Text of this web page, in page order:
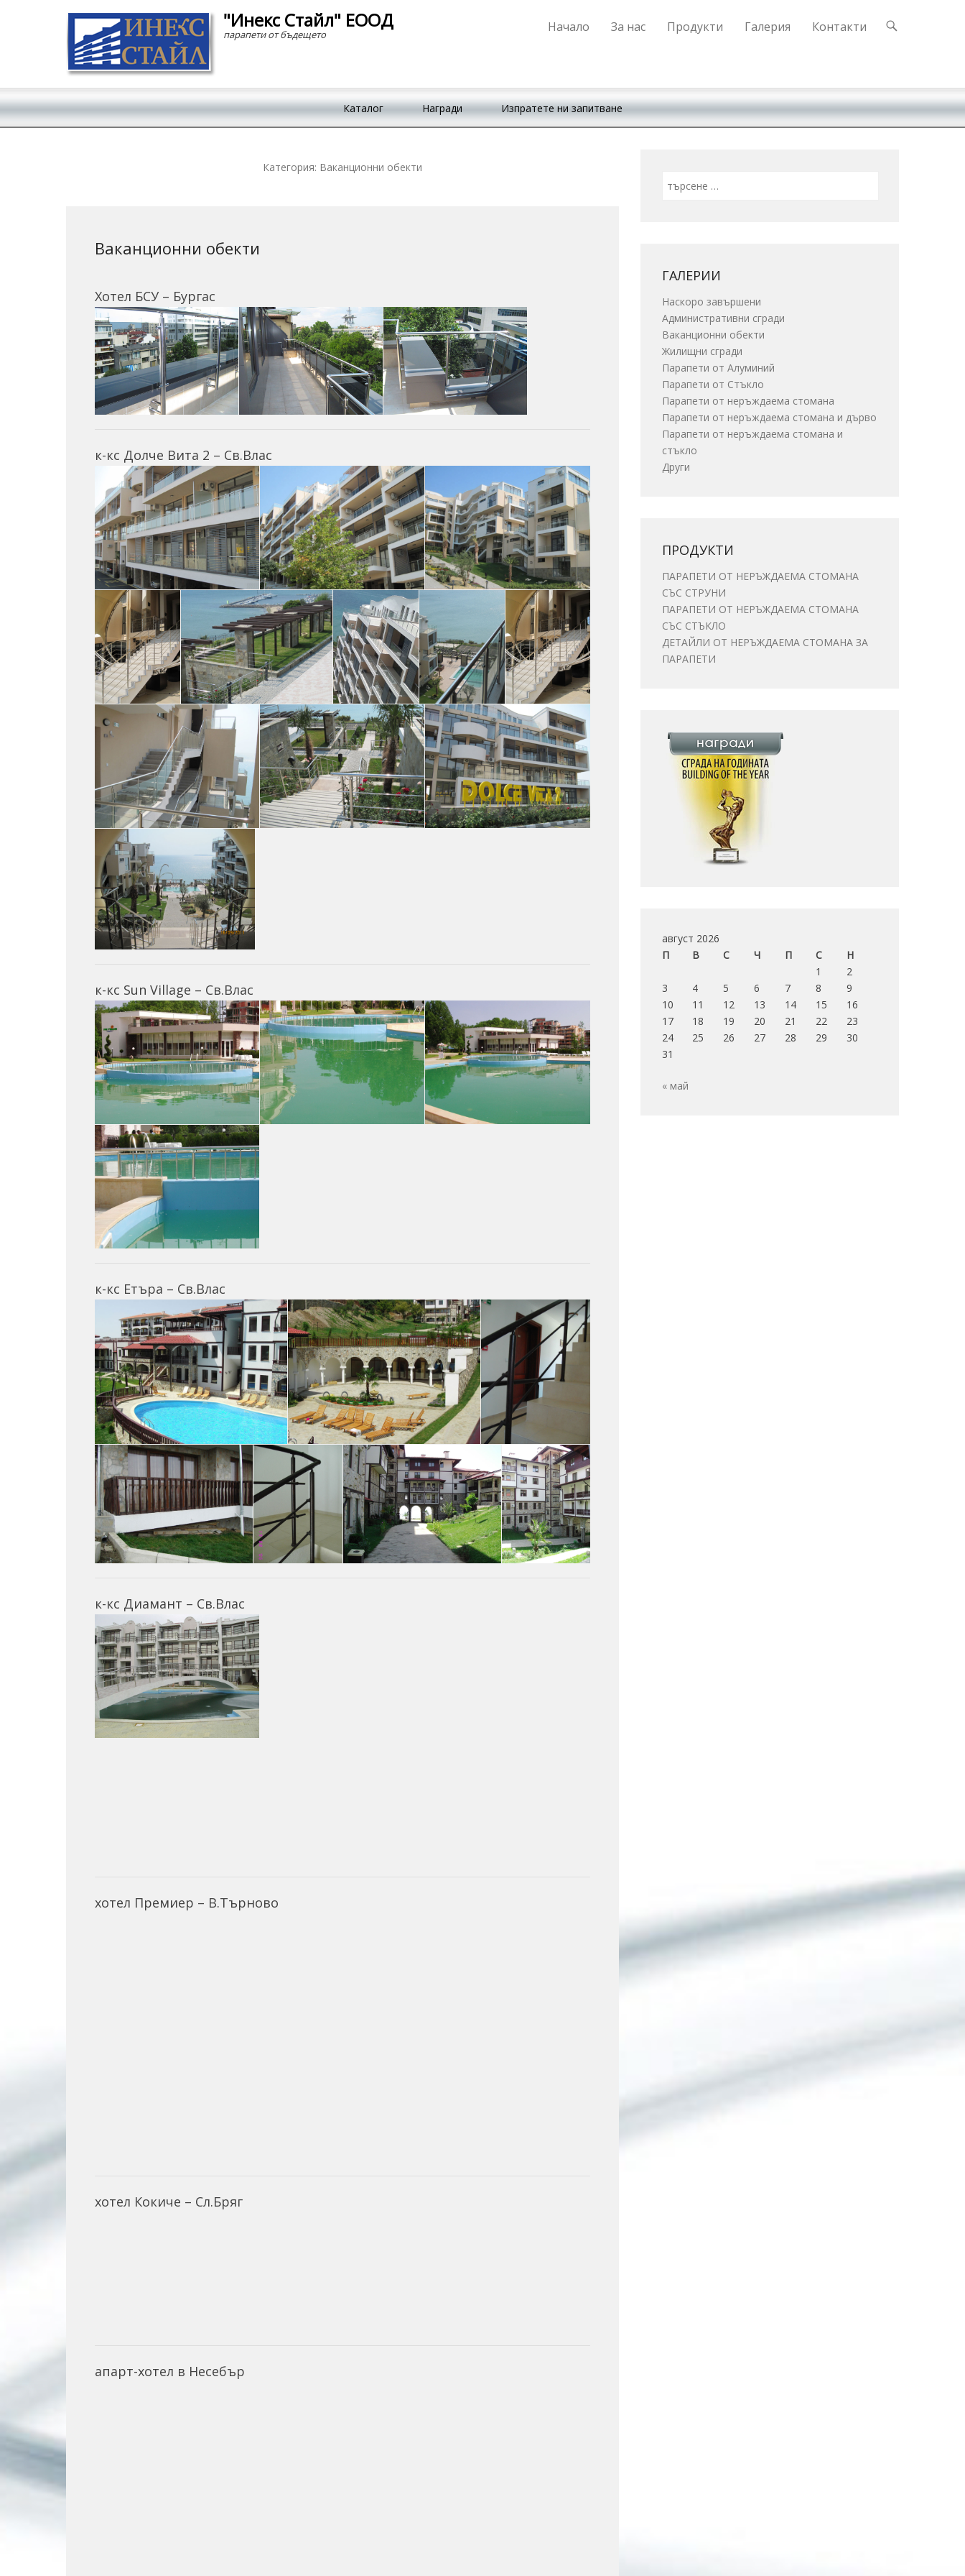
"Инекс Стайл" ЕООД
парапети от бъдещето
Primary Menu
Skip to content
Начало За нас Продукти Галерия Контакти
Каталог
Награди Изпратете ни запитване
Категория: Ваканционни обекти
Ваканционни обекти
Хотел БСУ – Бургас
к-кс Долче Вита 2 – Св.Влас
к-кс Sun Village – Св.Влас
к-кс Етъра – Св.Влас
к-кс Диамант – Св.Влас
хотел Премиер – В.Търново
хотел Кокиче – Сл.Бряг
апарт-хотел в Несебър
ГАЛЕРИИ
Наскоро завършени
Административни сгради
Ваканционни обекти
Жилищни сгради
Парапети от Алуминий
Парапети от Стъкло
Парапети от неръждаема стомана
Парапети от неръждаема стомана и дърво
Парапети от неръждаема стомана и
стъкло
Други
ПРОДУКТИ
ПАРАПЕТИ ОТ НЕРЪЖДАЕМА СТОМАНА
СЪС СТРУНИ
ПАРАПЕТИ ОТ НЕРЪЖДАЕМА СТОМАНА
СЪС СТЪКЛО
ДЕТАЙЛИ ОТ НЕРЪЖДАЕМА СТОМАНА ЗА
ПАРАПЕТИ
август 2026
П
В С Ч П С
Н
1
2
3
4 5 6 7 8
9
10
11 12 13 14 15
16
17
18 19 20 21 22
23
24
25 26 27 28 29
30
31
« май